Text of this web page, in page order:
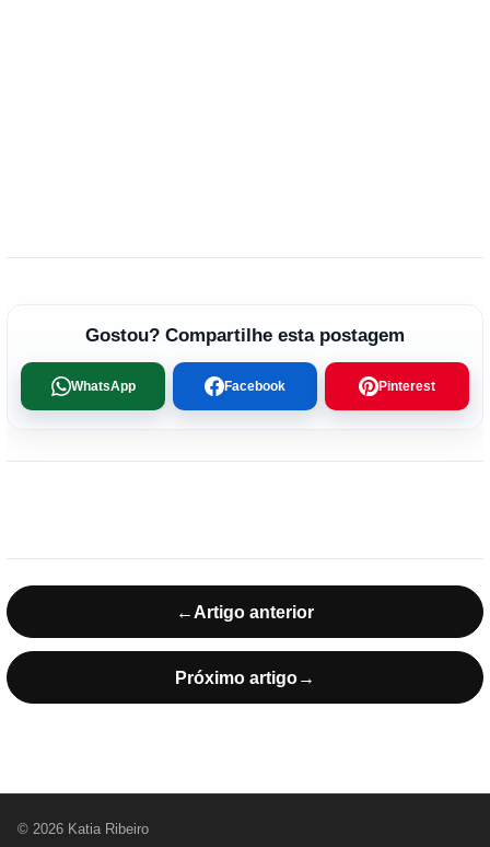
Gostou? Compartilhe esta postagem
WhatsApp Facebook Pinterest
← Artigo anterior
Próximo artigo→
© 2026 Katia Ribeiro